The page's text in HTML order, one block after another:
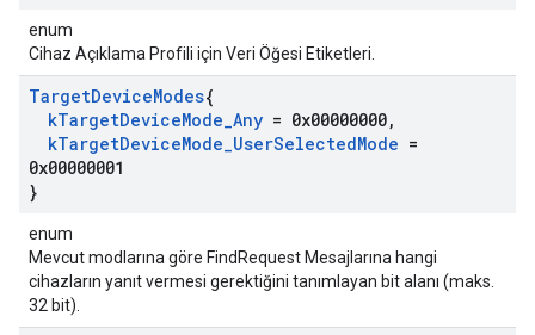
enum
Cihaz Açıklama Profili için Veri Öğesi Etiketleri.
TargetDeviceModes{
kTargetDeviceMode_Any = 0x00000000,
kTargetDeviceMode_UserSelectedMode =
0x00000001
}
enum
Mevcut modlarına göre FindRequest Mesajlarına hangi
cihazların yanıt vermesi gerektiğini tanımlayan bit alanı (maks.
32 bit).